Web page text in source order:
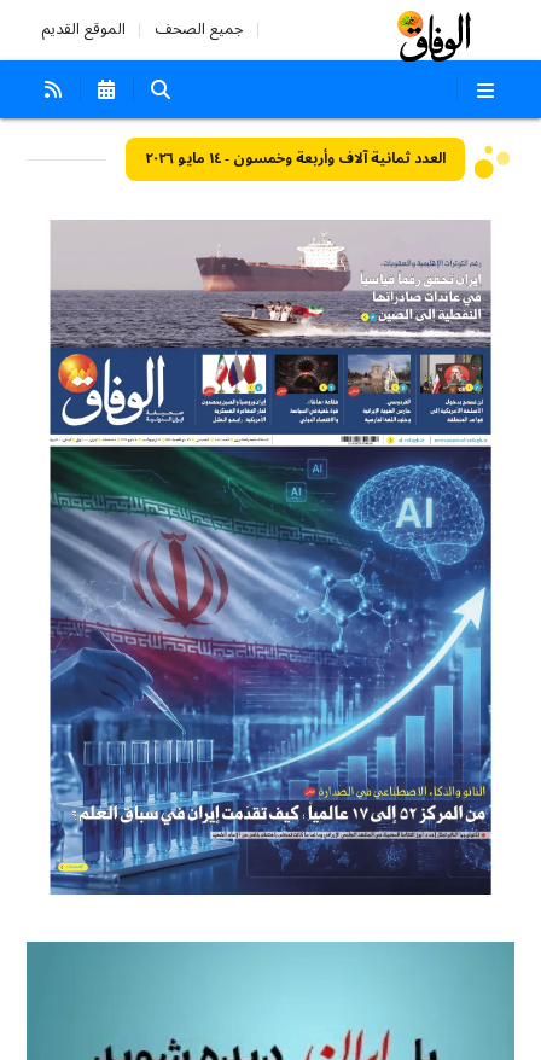
جميع الصحف الموقع القديم
العدد ثمانية آلاف وأربعة وخمسون - ١٤ مايو ٢٠٢٦